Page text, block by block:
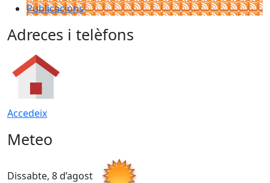
Publicacions
Adreces i telèfons
Accedeix
Meteo
Dissabte, 8 d’agost